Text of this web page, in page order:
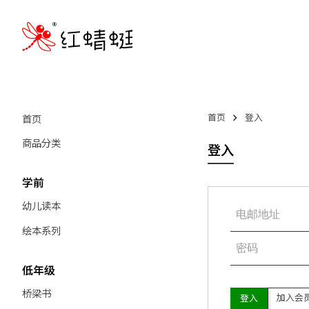
首页
商品分类
学前
幼儿读本
绘本系列
低年级
桥梁书
首页 登入
登入
登入 加入会